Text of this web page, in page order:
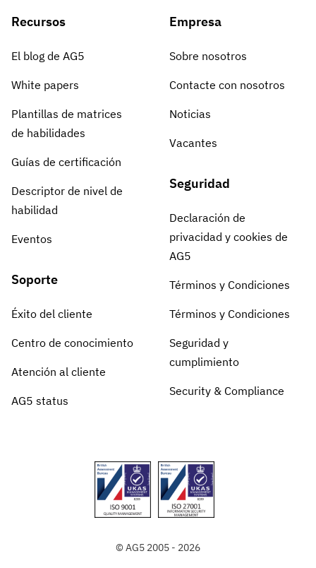
Recursos
El blog de AG5
White papers
Plantillas de matrices
de habilidades
Guías de certificación
Descriptor de nivel de
habilidad
Eventos
Soporte
Éxito del cliente
Centro de conocimiento
Atención al cliente
AG5 status
Empresa
Sobre nosotros
Contacte con nosotros
Noticias
Vacantes
Seguridad
Declaración de
privacidad y cookies de
AG5
Términos y Condiciones
Términos y Condiciones
Seguridad y
cumplimiento
Security & Compliance
© AG5 2005 - 2026